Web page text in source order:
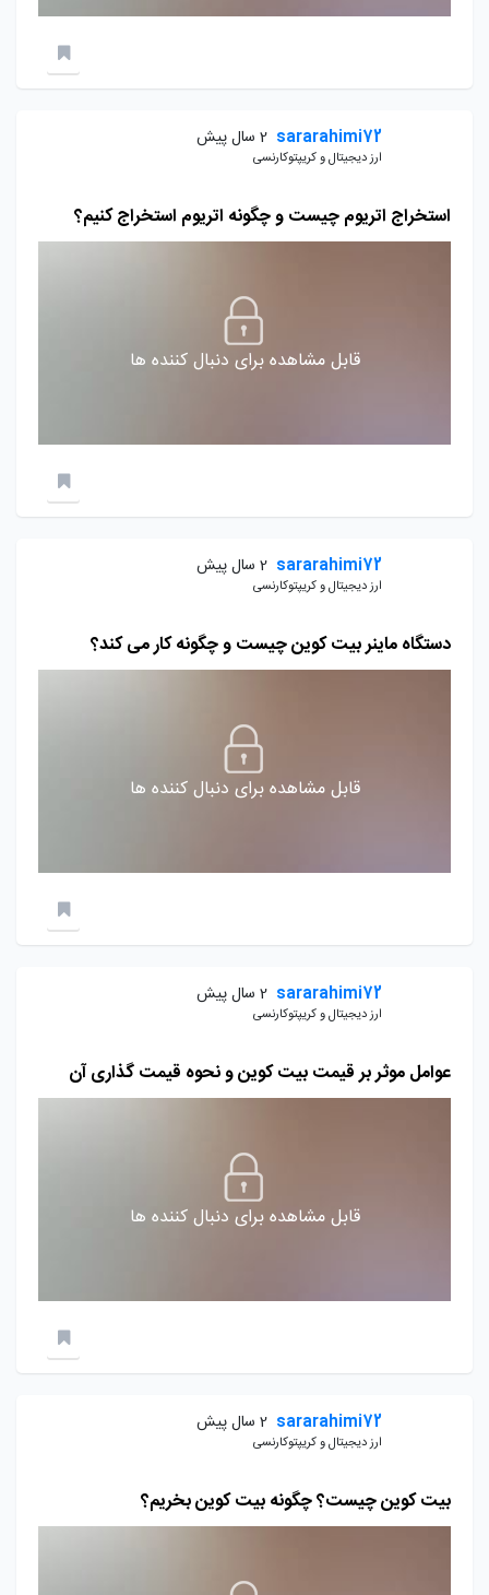
sararahimi72 2 سال پیش
ارز دیجیتال و کریپتوکارنسی
استخراج اتریوم چیست و چگونه اتریوم استخراج کنیم؟
قابل مشاهده برای دنبال کننده ها
sararahimi72 2 سال پیش
ارز دیجیتال و کریپتوکارنسی
دستگاه ماینر بیت کوین چیست و چگونه کار می کند؟
قابل مشاهده برای دنبال کننده ها
sararahimi72 2 سال پیش
ارز دیجیتال و کریپتوکارنسی
عوامل موثر بر قیمت بیت کوین و نحوه قیمت گذاری آن
قابل مشاهده برای دنبال کننده ها
sararahimi72 2 سال پیش
ارز دیجیتال و کریپتوکارنسی
بیت کوین چیست؟ چگونه بیت کوین بخریم؟